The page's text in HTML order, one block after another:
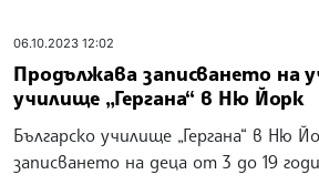
06.10.2023 12:02
Продължава записването на
училище „Гергана“ в Ню Йорк
Българско училище „Гергана“ в Ню
записването на деца от 3 до 19